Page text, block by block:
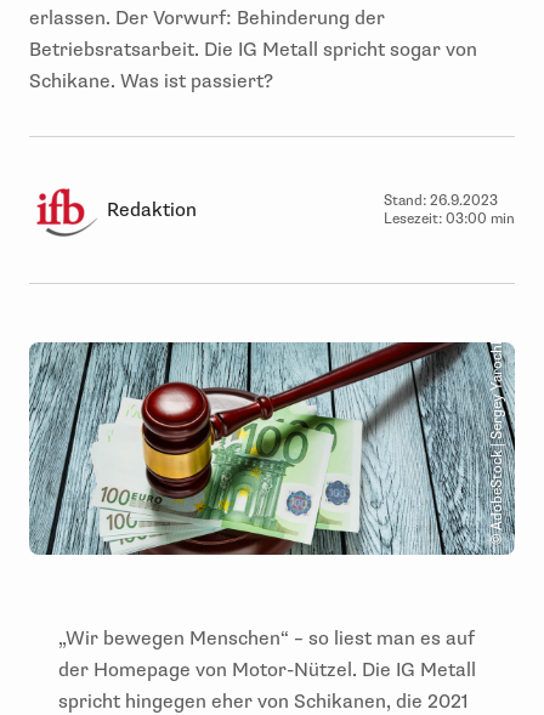
erlassen. Der Vorwurf: Behinderung der
Betriebsratsarbeit. Die IG Metall spricht sogar von
Schikane. Was ist passiert?
Redaktion Stand: 26.9.2023
Lesezeit: 03:00 min
© AdobeStock | Sergey Yarochkin
„Wir bewegen Menschen“ – so liest man es auf
der Homepage von Motor-Nützel. Die IG Metall
spricht hingegen eher von Schikanen, die 2021